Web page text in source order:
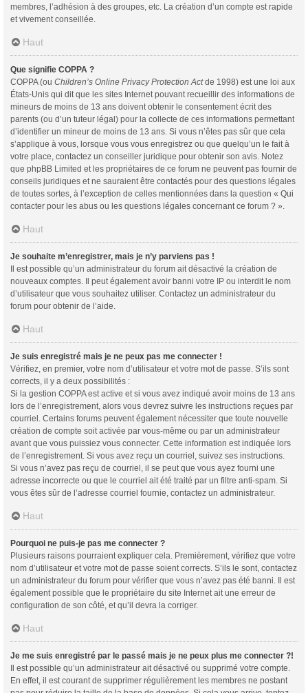
membres, l’adhésion à des groupes, etc. La création d’un compte est rapide
et vivement conseillée.
Haut
Que signifie COPPA ?
COPPA (ou Children’s Online Privacy Protection Actde 1998) est une loi aux
États-Unis qui dit que les sites Internet pouvant recueillir des informations de
mineurs de moins de 13 ans doivent obtenir le consentement écrit des
parents (ou d’un tuteur légal) pour la collecte de ces informations permettant
d’identifier un mineur de moins de 13 ans. Si vous n’êtes pas sûr que cela
s’applique à vous, lorsque vous vous enregistrez ou que quelqu’un le fait à
votre place, contactez un conseiller juridique pour obtenir son avis. Notez
que phpBB Limited et les propriétaires de ce forum ne peuvent pas fournir de
conseils juridiques et ne sauraient être contactés pour des questions légales
de toutes sortes, à l’exception de celles mentionnées dans la question « Qui
contacter pour les abus ou les questions légales concernant ce forum ? ».
Haut
Je souhaite m’enregistrer, mais je n’y parviens pas !
Il est possible qu’un administrateur du forum ait désactivé la création de
nouveaux comptes. Il peut également avoir banni votre IP ou interdit le nom
d’utilisateur que vous souhaitez utiliser. Contactez un administrateur du
forum pour obtenir de l’aide.
Haut
Je suis enregistré mais je ne peux pas me connecter !
Vérifiez, en premier, votre nom d’utilisateur et votre mot de passe. S’ils sont
corrects, il y a deux possibilités :
Si la gestion COPPA est active et si vous avez indiqué avoir moins de 13 ans
lors de l’enregistrement, alors vous devrez suivre les instructions reçues par
courriel. Certains forums peuvent également nécessiter que toute nouvelle
création de compte soit activée par vous-même ou par un administrateur
avant que vous puissiez vous connecter. Cette information est indiquée lors
de l’enregistrement. Si vous avez reçu un courriel, suivez ses instructions.
Si vous n’avez pas reçu de courriel, il se peut que vous ayez fourni une
adresse incorrecte ou que le courriel ait été traité par un filtre anti-spam. Si
vous êtes sûr de l’adresse courriel fournie, contactez un administrateur.
Haut
Pourquoi ne puis-je pas me connecter ?
Plusieurs raisons pourraient expliquer cela. Premièrement, vérifiez que votre
nom d’utilisateur et votre mot de passe soient corrects. S’ils le sont, contactez
un administrateur du forum pour vérifier que vous n’avez pas été banni. Il est
également possible que le propriétaire du site Internet ait une erreur de
configuration de son côté, et qu’il devra la corriger.
Haut
Je me suis enregistré par le passé mais je ne peux plus me connecter ?!
Il est possible qu’un administrateur ait désactivé ou supprimé votre compte.
En effet, il est courant de supprimer régulièrement les membres ne postant